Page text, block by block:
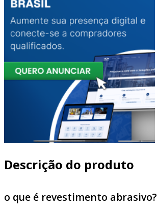
Descrição do produto
o que é revestimento abrasivo?